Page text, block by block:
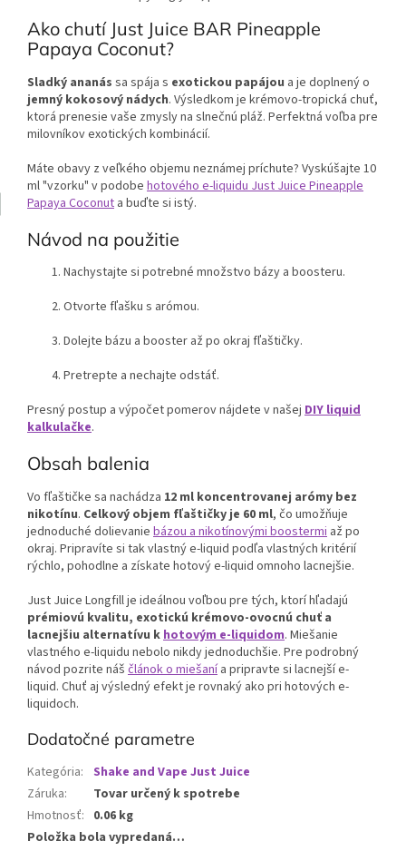
Ako chutí Just Juice BAR Pineapple
Papaya Coconut?
Sladký ananás sa spája s exotickou papájou a je doplnený o
jemný kokosový nádych. Výsledkom je krémovo-tropická chuť,
ktorá prenesie vaše zmysly na slnečnú pláž. Perfektná voľba pre
milovníkov exotických kombinácií.
Máte obavy z veľkého objemu neznámej príchute? Vyskúšajte 10
ml "vzorku" v podobe hotového e-liquidu Just Juice Pineapple
Papaya Coconut a buďte si istý.
Návod na použitie
Nachystajte si potrebné množstvo bázy a boosteru.
Otvorte fľašku s arómou.
Dolejte bázu a booster až po okraj fľaštičky.
Pretrepte a nechajte odstáť.
Presný postup a výpočet pomerov nájdete v našej DIY liquid
kalkulačke.
Obsah balenia
Vo fľaštičke sa nachádza 12 ml koncentrovanej arómy bez
nikotínu. Celkový objem fľaštičky je 60 ml, čo umožňuje
jednoduché dolievanie bázou a nikotínovými boostermi až po
okraj. Pripravíte si tak vlastný e-liquid podľa vlastných kritérií
rýchlo, pohodlne a získate hotový e-liquid omnoho lacnejšie.
Just Juice Longfill je ideálnou voľbou pre tých, ktorí hľadajú
prémiovú kvalitu, exotickú krémovo-ovocnú chuť a
lacnejšiu alternatívu khotovým e-liquidom. Miešanie
vlastného e-liquidu nebolo nikdy jednoduchšie. Pre podrobný
návod pozrite náš článok o miešanía pripravte si lacnejší e-
liquid. Chuť aj výsledný efekt je rovnaký ako pri hotových e-
liquidoch.
Dodatočné parametre
Kategória: Shake and Vape Just Juice
Záruka:
Tovar určený k spotrebe
Hmotnosť: 0.06 kg
Položka bola vypredaná…